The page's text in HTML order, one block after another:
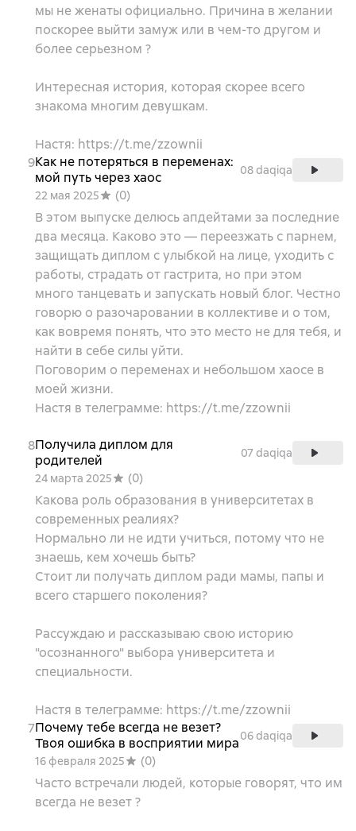
мы не женаты официально. Причина в желании
поскорее выйти замуж или в чем-то другом и
более серьезном ?
Интересная история, которая скорее всего
знакома многим девушкам.
Настя: https://t.me/zzownii
9Как не потеряться в переменах:
мой путь через хаос
08 daqiqa
22 мая 2025
(0)
В этом выпуске делюсь апдейтами за последние
два месяца. Каково это — переезжать с парнем,
защищать диплом с улыбкой на лице, уходить с
работы, страдать от гастрита, но при этом
много танцевать и запускать новый блог. Честно
говорю о разочаровании в коллективе и о том,
как вовремя понять, что это место не для тебя, и
найти в себе силы уйти.
Поговорим о переменах и небольшом хаосе в
моей жизни.
Настя в телеграмме: https://t.me/zzownii
8Получила диплом для
родителей
07 daqiqa
24 марта 2025
(0)
Какова роль образования в университетах в
современных реалиях?
Нормально ли не идти учиться, потому что не
знаешь, кем хочешь быть?
Стоит ли получать диплом ради мамы, папы и
всего старшего поколения?
Рассуждаю и рассказываю свою историю
"осознанного" выбора университета и
специальности.
Настя в телеграмме: https://t.me/zzownii
7Почему тебе всегда не везет?
Твоя ошибка в восприятии мира06 daqiqa
16 февраля 2025
(0)
Часто встречали людей, которые говорят, что им
всегда не везет ?